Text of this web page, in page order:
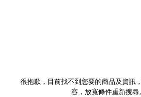
很抱歉，目前找不到您要的商品及資訊
容，放寬條件重新搜尋。